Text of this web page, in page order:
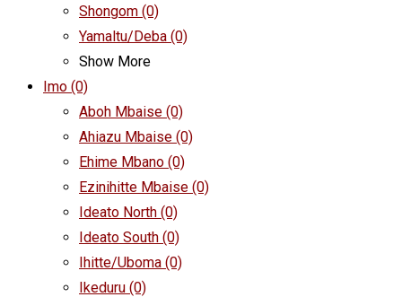
Shongom (0)
Yamaltu/Deba (0)
Show More
Imo (0)
Aboh Mbaise (0)
Ahiazu Mbaise (0)
Ehime Mbano (0)
Ezinihitte Mbaise (0)
Ideato North (0)
Ideato South (0)
Ihitte/Uboma (0)
Ikeduru (0)